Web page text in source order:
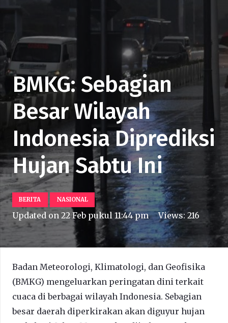
BMKG: Sebagian
Besar Wilayah
Indonesia Diprediksi
Hujan Sabtu Ini
BERITA NASIONAL
Updated on 22 Feb pukul 11:44 pm Views:216
Badan Meteorologi, Klimatologi, dan Geofisika
(BMKG) mengeluarkan peringatan dini terkait
cuaca di berbagai wilayah Indonesia. Sebagian
besar daerah diperkirakan akan diguyur hujan